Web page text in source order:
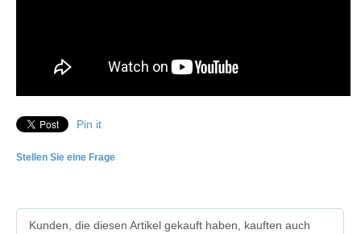
Pin it
Stellen Sie eine Frage
Kunden, die diesen Artikel gekauft haben, kauften auch